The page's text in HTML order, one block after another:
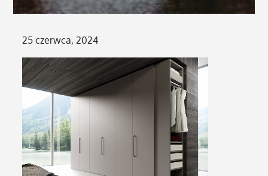
Posted
on
25 czerwca, 2024